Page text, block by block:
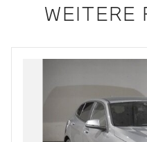
WEITERE